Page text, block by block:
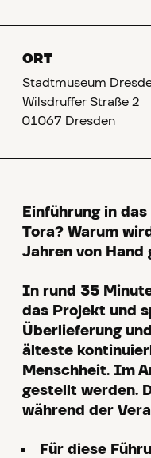
ORT
Stadtmuseum
Wilsdruffer Straße 2
01067 Dresden
Einführung in
Tora? Warum
Jahren von Hand
In rund 35
das Projekt und
Überlieferung
älteste
Menschheit. Im
gestellt werden.
während der
Für diese